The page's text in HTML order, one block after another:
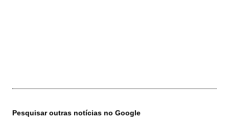
Pesquisar outras notícias no Google